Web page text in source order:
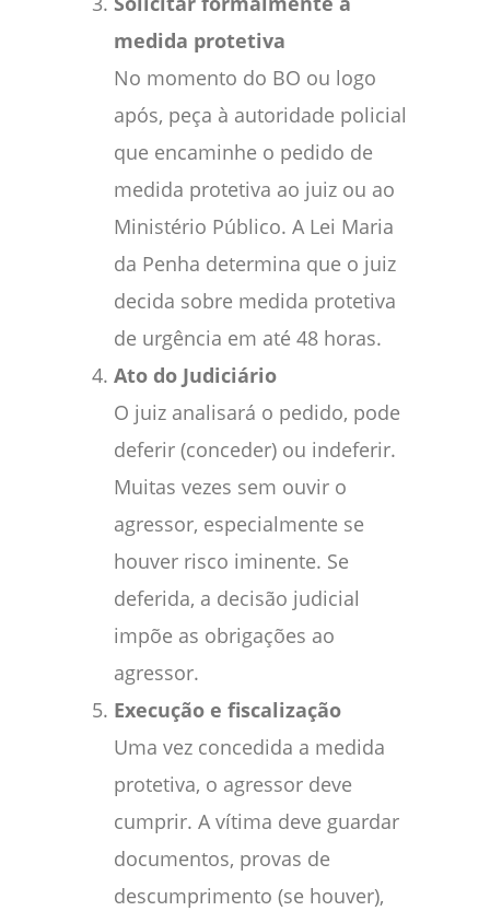
medida protetiva
No momento do BO ou logo
após, peça à autoridade policial
que encaminhe o pedido de
medida protetiva ao juiz ou ao
Ministério Público. A Lei Maria
da Penha determina que o juiz
decida sobre medida protetiva
de urgência em até 48 horas.
Ato do Judiciário
O juiz analisará o pedido, pode
deferir (conceder) ou indeferir.
Muitas vezes sem ouvir o
agressor, especialmente se
houver risco iminente. Se
deferida, a decisão judicial
impõe as obrigações ao
agressor.
Execução e fiscalização
Uma vez concedida a medida
protetiva, o agressor deve
cumprir. A vítima deve guardar
documentos, provas de
descumprimento (se houver),